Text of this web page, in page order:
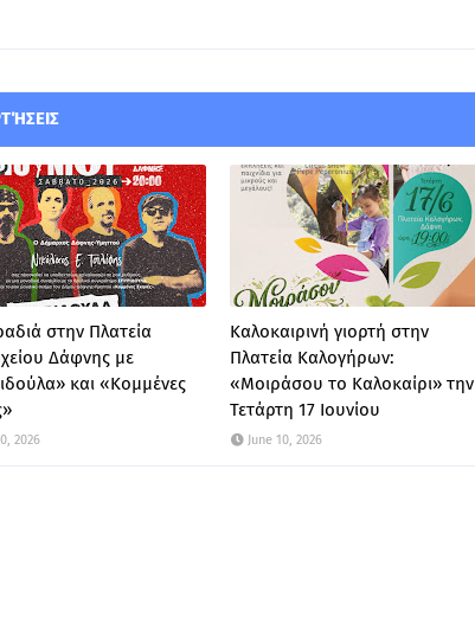
στην Πλατεία
Δάφνης με
και «Κομμένες
2026
Καλοκαιρινή γιορτή στην
Πλατεία Καλογήρων:
«Μοιράσου το Καλοκαίρι» την
Τετάρτη 17 Ιουνίου
June 10, 2026